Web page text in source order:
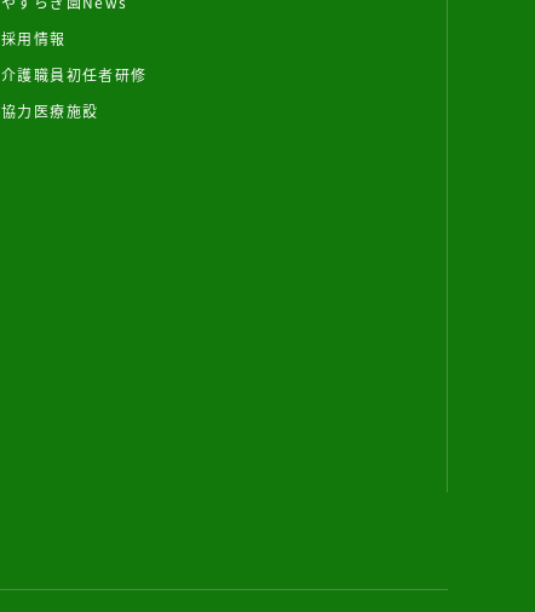
採用情報
介護職員初任者研修
協力医療施設